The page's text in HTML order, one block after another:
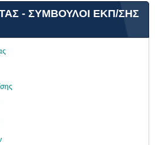
- ΣΎΜΒΟΥΛΟΙ ΕΚΠ/ΣΗΣ